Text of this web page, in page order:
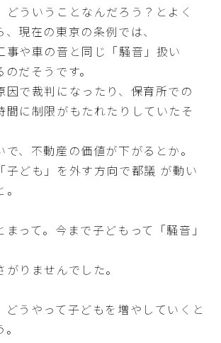
どういうことなんだろう？とよく
現在の東京の条例では、
事や車の音と同じ「騒音」扱い
だそうです。
因で裁判になったり、保育所での
間に制限がもたれたりしていたそ
で、不動産の価値が下がるとか。
子ども」を外す方向で都議 が動い
まって。今まで子どもって「騒音」
りませんでした。
どうやって子どもを増やしていくと